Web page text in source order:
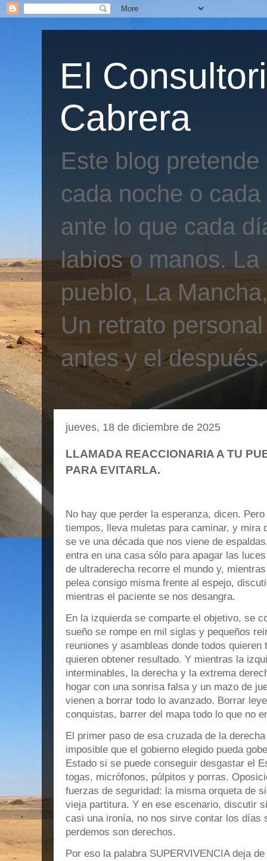
El
Cabrera
Este blog
cada noche o
ante lo que cada
labios o manos.
pueblo, La
Un retrato
antes y el después.
jueves, 18 de diciembre de 2025
LLAMADA REACCIONARIA A TU
PARA EVITARLA.
No hay que perder la esperanza, dicen.
tiempos, lleva muletas para caminar, y mira
se ve una década que nos viene de
entra en una casa sólo para apagar las
de ultraderecha recorre el mundo y,
pelea consigo misma frente al espejo,
mientras el paciente se nos desangra.
En la izquierda se comparte el objetivo, se
sueño se rompe en mil siglas y pequeños
reuniones y asambleas donde todos
quieren obtener resultado. Y mientras la
interminables, la derecha y la extrema
hogar con una sonrisa falsa y un mazo de
vienen a borrar todo lo avanzado. Borrar
conquistas, barrer del mapa todo lo que no
El primer paso de esa cruzada de la
imposible que el gobierno elegido pueda
Estado si se puede conseguir desgastar el
togas, micrófonos, púlpitos y porras.
fuerzas de seguridad: la misma orqueta de
vieja partitura. Y en ese escenario, discutir
casi una ironía, no nos sirve contar los días
perdemos son derechos.
Por eso la palabra SUPERVIVENCIA deja